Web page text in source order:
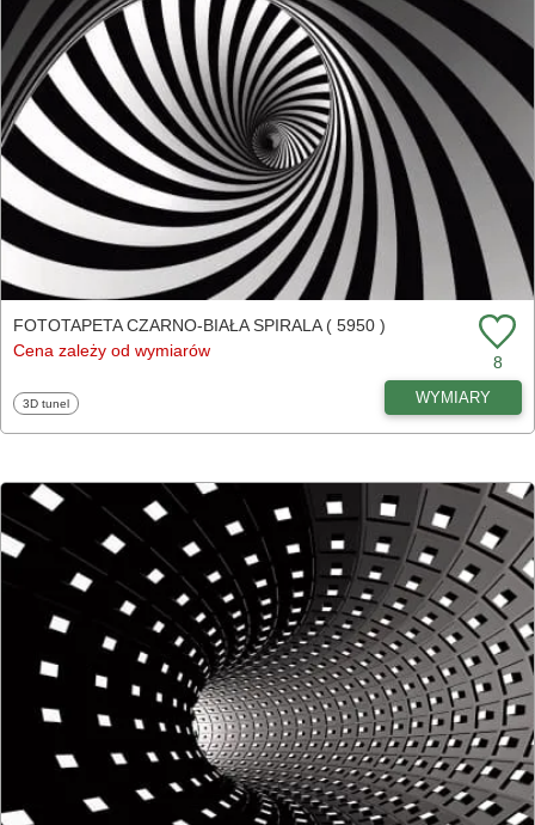
FOTOTAPETA CZARNO-BIAŁA SPIRALA ( 5950 )
Cena zależy od wymiarów
8
Fototapety
3D tunel WYMIARY